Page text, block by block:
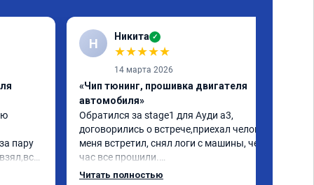
пару
Н Никита ✓
★★★★★
14 марта 2026
«Чип тюнинг, прошивка двигателя
автомобиля»
Обратился за stage1 для Ауди а3,
договорились о встрече,приехал человек
меня встретил, снял логи с машины, через
час все прошили.
Арман спасибо тебе огромное, машинка по
Читать полностью